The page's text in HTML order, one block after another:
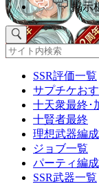
掲示
SSR評価一覧
サプチケお
十天衆最終･
十賢者最終
理想武器編成
ジョブ一覧
パーティ編
SSR武器一覧